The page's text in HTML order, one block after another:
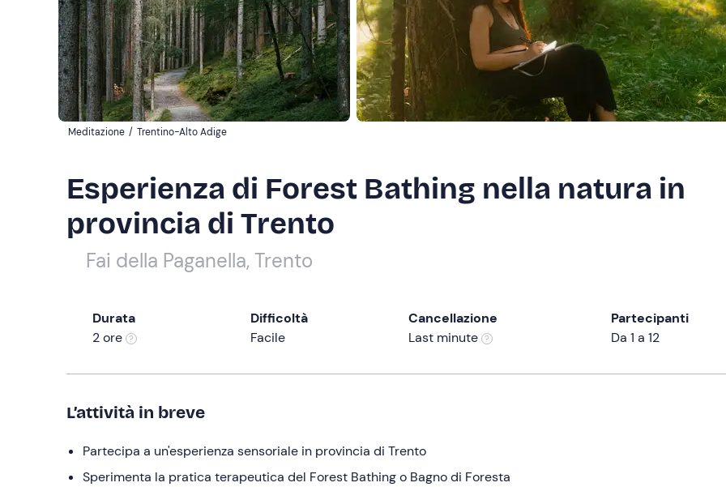
Meditazione / Trentino-Alto Adige
Esperienza di Forest Bathing nella natura in
provincia di Trento
Fai della Paganella, Trento
Durata
2 ore
Difficoltà
Facile
Cancellazione
Last minute
Partecipanti
Da 1 a 12
L’attività in breve
Partecipa a un'esperienza sensoriale in provincia di Trento
Sperimenta la pratica terapeutica del Forest Bathing o Bagno di Foresta